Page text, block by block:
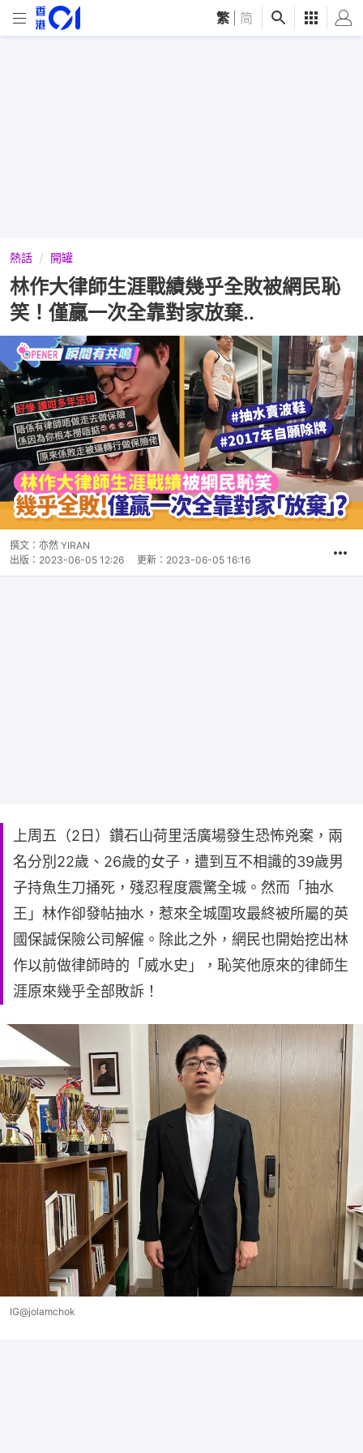
繁 简
熱話 開罐
林作大律師生涯戰績幾乎全敗被網民恥
笑！僅贏一次全靠對家放棄..
撰文： 亦然 YIRAN
出版： 2023-06-05 12:26 更新： 2023-06-05 16:16
上周五（2日）鑽石山荷里活廣場發生恐怖兇案，兩
名分別22歲、26歲的女子，遭到互不相識的39歲男
子持魚生刀捅死，殘忍程度震驚全城。然而「抽水
王」林作卻發帖抽水，惹來全城圍攻最終被所屬的英
國保誠保險公司解僱。除此之外，網民也開始挖出林
作以前做律師時的「威水史」，恥笑他原來的律師生
涯原來幾乎全部敗訴！
IG@jolamchok